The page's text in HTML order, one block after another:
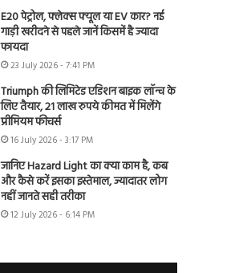
E20 पेट्रोल, फ्लेक्स फ्यूल या EV कार? नई
गाड़ी खरीदने से पहले जानें किसमें है ज्यादा
फायदा
23 July 2026 - 7:41 PM
Triumph की लिमिटेड एडिशन बाइक लॉन्च के
लिए तैयार, 21 लाख रुपये कीमत में मिलेंगे
प्रीमियम फीचर्स
16 July 2026 - 3:17 PM
जानिए Hazard Light का क्या काम है, कब
और कैसे करें इसका इस्तेमाल, ज्यादातर लोग
नहीं जानते सही तरीका
12 July 2026 - 6:14 PM